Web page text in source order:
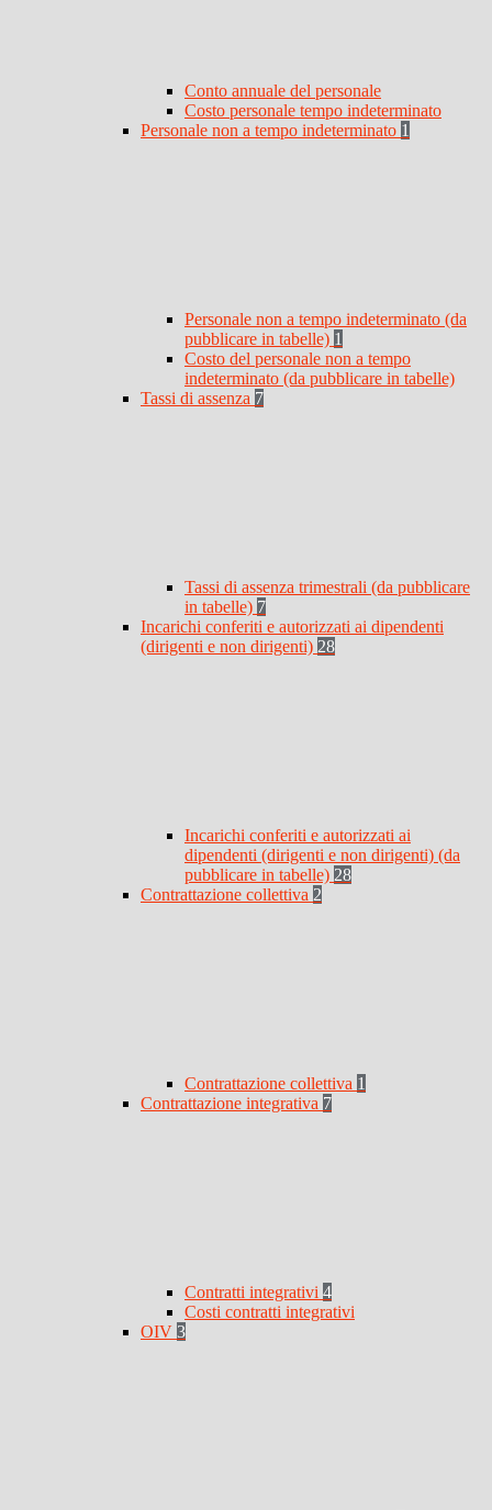
Conto annuale del personale
Costo personale tempo indeterminato
Personale non a tempo indeterminato 1
Personale non a tempo indeterminato (da
pubblicare in tabelle) 1
Costo del personale non a tempo
indeterminato (da pubblicare in tabelle)
Tassi di assenza 7
Tassi di assenza trimestrali (da pubblicare
in tabelle) 7
Incarichi conferiti e autorizzati ai dipendenti
(dirigenti e non dirigenti) 28
Incarichi conferiti e autorizzati ai
dipendenti (dirigenti e non dirigenti) (da
pubblicare in tabelle) 28
Contrattazione collettiva 2
Contrattazione collettiva 1
Contrattazione integrativa 7
Contratti integrativi 4
Costi contratti integrativi
OIV 3